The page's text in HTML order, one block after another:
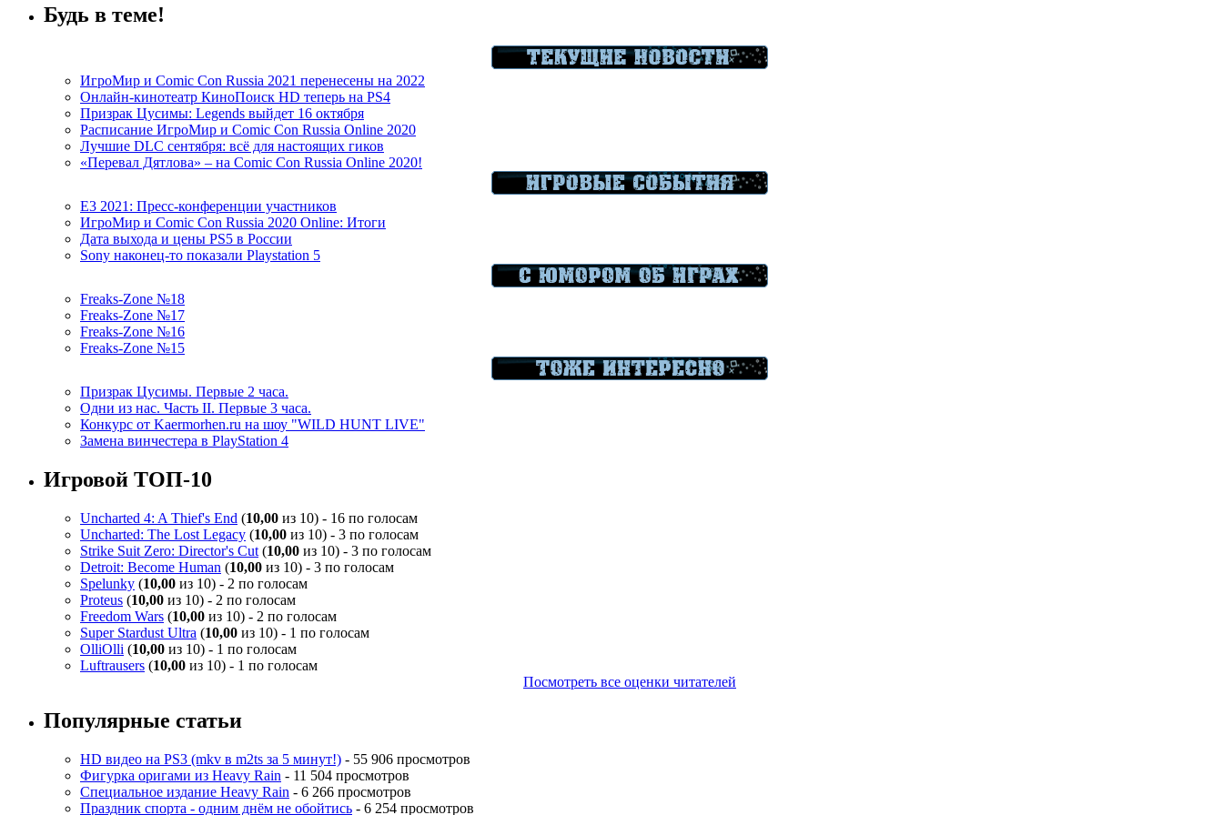
Будь в теме!
ИгроМир и Comic Con Russia 2021 перенесены на 2022
Онлайн-кинотеатр КиноПоиск HD теперь на PS4
Призрак Цусимы: Legends выйдет 16 октября
Расписание ИгроМир и Comic Con Russia Online 2020
Лучшие DLC сентября: всё для настоящих гиков
«Перевал Дятлова» – на Comic Con Russia Online 2020!
E3 2021: Пресс-конференции участников
ИгроМир и Comic Con Russia 2020 Online: Итоги
Дата выхода и цены PS5 в России
Sony наконец-то показали Playstation 5
Freaks-Zone №18
Freaks-Zone №17
Freaks-Zone №16
Freaks-Zone №15
Призрак Цусимы. Первые 2 часа.
Одни из нас. Часть II. Первые 3 часа.
Конкурс от Kaermorhen.ru на шоу "WILD HUNT LIVE"
Замена винчестера в PlayStation 4
Игровой ТОП-10
Uncharted 4: A Thief's End (10,00 из 10) - 16 по голосам
Uncharted: The Lost Legacy (10,00 из 10) - 3 по голосам
Strike Suit Zero: Director's Cut (10,00 из 10) - 3 по голосам
Detroit: Become Human (10,00 из 10) - 3 по голосам
Spelunky (10,00 из 10) - 2 по голосам
Proteus (10,00 из 10) - 2 по голосам
Freedom Wars (10,00 из 10) - 2 по голосам
Super Stardust Ultra (10,00 из 10) - 1 по голосам
OlliOlli (10,00 из 10) - 1 по голосам
Luftrausers (10,00 из 10) - 1 по голосам
Посмотреть все оценки читателей
Популярные статьи
HD видео на PS3 (mkv в m2ts за 5 минут!) - 55 906 просмотров
Фигурка оригами из Heavy Rain - 11 504 просмотров
Специальное издание Heavy Rain - 6 266 просмотров
Праздник спорта - одним днём не обойтись - 6 254 просмотров